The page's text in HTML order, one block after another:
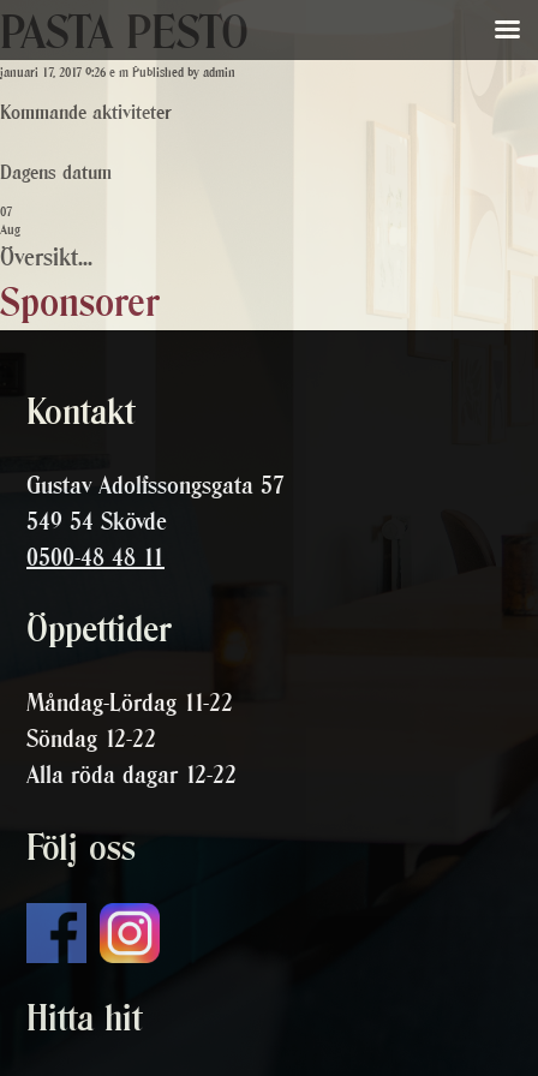
PASTA PESTO
januari 17, 2017 9:26 e m Published by admin
Kommande aktiviteter
Dagens datum
07
Aug
Översikt...
Sponsorer
Kontakt
Gustav Adolfssongsgata 57
549 54 Skövde
0500-48 48 11
Öppettider
Måndag-Lördag 11-22
Söndag 12-22
Alla röda dagar 12-22
Följ oss
Hitta hit